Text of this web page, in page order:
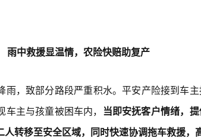
雨中救援显温情，农险快赔助复产
雨，致部分路段严重积水。平安产险接到车
车主与孩童被困车内， 当即安抚客户情绪，
转移至安全区域，同时快速协调拖车救援，